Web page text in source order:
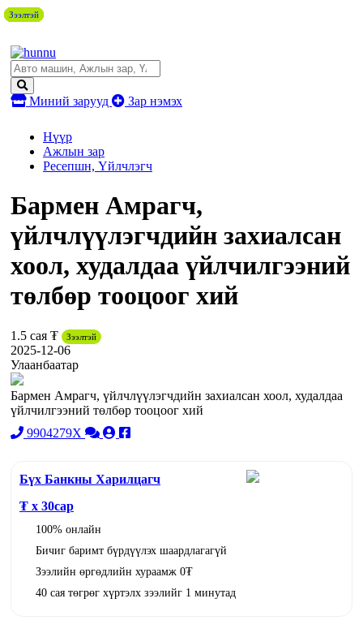
Миний зарууд Зар нэмэх
Нүүр
Ажлын зар
Ресепшн, Үйлчлэгч
Бармен Амрагч,
үйлчлүүлэгчдийн захиалсан
хоол, худалдаа үйлчилгээний
төлбөр тооцоог хий
1.5 сая ₮ Зээлтэй
2025-12-06
Улаанбаатар
Бармен Амрагч, үйлчлүүлэгчдийн захиалсан хоол, худалдаа
үйлчилгээний төлбөр тооцоог хий
9904279X
Бүх Банкны Харилцагч
₮ x 30сар
100% онлайн
Бичиг баримт бүрдүүлэх шаардлагагүй
Зээлийн өргөдлийн хураамж 0₮
40 сая төгрөг хүртэлх зээлийг 1 минутад
Зээлтэй
Зээлтэй
Зээлтэй
Зээлтэй
Зээлтэй
Зээлтэй
Зээлтэй
Зээлтэй
Зээлтэй